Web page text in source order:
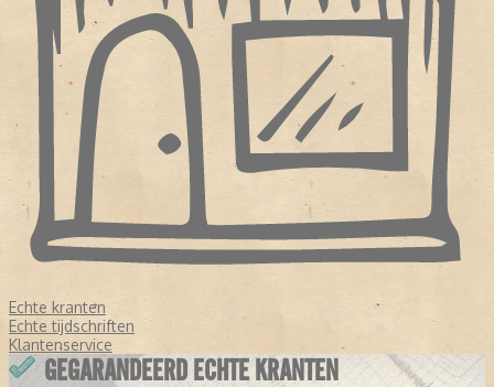
Echte kranten
Echte tijdschriften
Klantenservice
GEGARANDEERD ECHTE KRANTEN